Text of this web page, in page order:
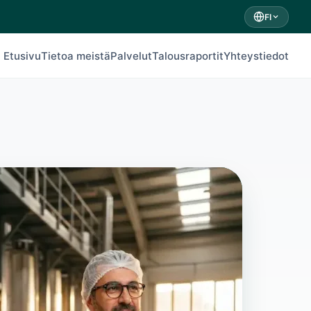
FI
EtusivuTietoa meistäPalvelutTalousraportitYhteystiedot